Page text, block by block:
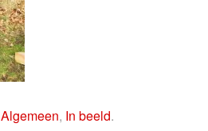
Algemeen, In beeld.